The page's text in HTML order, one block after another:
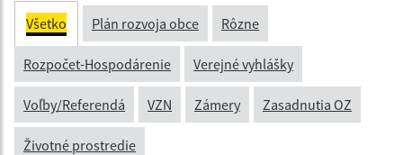
Všetko Plán rozvoja obce Rôzne
Rozpočet-Hospodárenie Verejné vyhlášky
Voľby/Referendá VZN Zámery Zasadnutia OZ
Životné prostredie